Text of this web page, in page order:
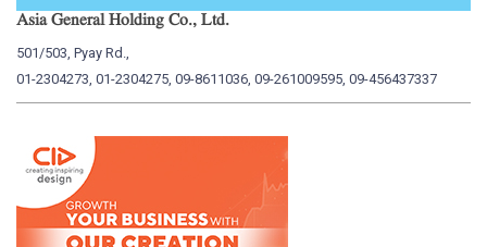
Asia General Holding Co., Ltd.
501/503, Pyay Rd.,
01-2304273, 01-2304275, 09-8611036, 09-261009595, 09-456437337